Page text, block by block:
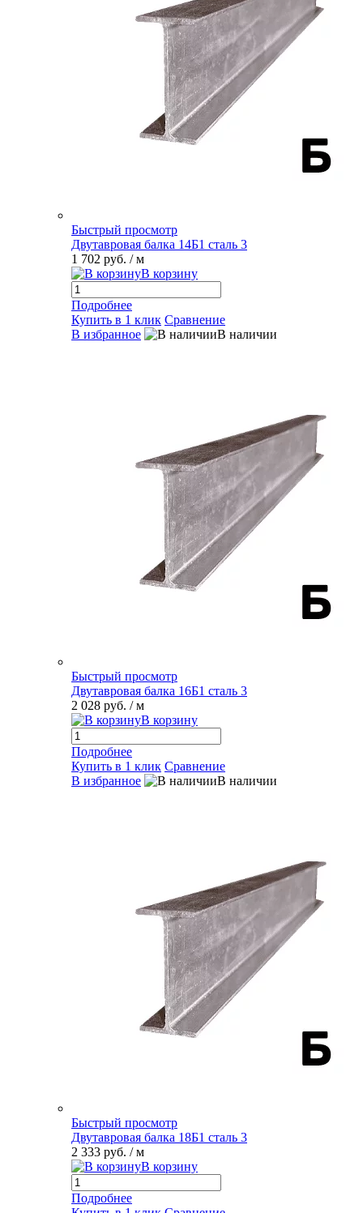
Быстрый просмотр
Двутавровая балка 14Б1 сталь 3
1 702 руб. / м
В корзину
Подробнее
Купить в 1 клик Сравнение
В избранное
В наличии
Быстрый просмотр
Двутавровая балка 16Б1 сталь 3
2 028 руб. / м
В корзину
Подробнее
Купить в 1 клик Сравнение
В избранное
В наличии
Быстрый просмотр
Двутавровая балка 18Б1 сталь 3
2 333 руб. / м
В корзину
Подробнее